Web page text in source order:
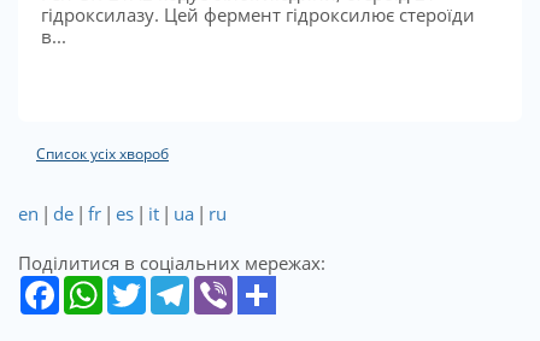
гідроксилазу. Цей фермент гідроксилює стероїди
в...
Список усіх хвороб
en | de | fr | es | it | ua | ru
Поділитися в соціальних мережах: